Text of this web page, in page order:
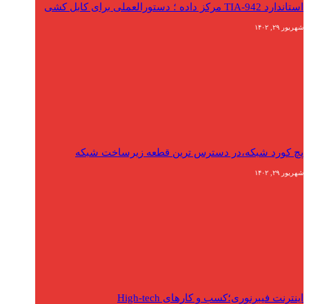
استاندارد TIA-942 مرکز داده ؛ دستورالعملی برای کابل کشی
شهریور ۲۹, ۱۴۰۲
پچ کورد شبکه،در دسترس ترین قطعه زیرساخت شبکه
شهریور ۲۹, ۱۴۰۲
اینترنت فیبرنوری؛کسب و کارهای High-tech